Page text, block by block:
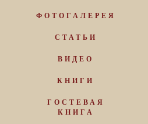
ФОТОГАЛЕРЕЯ
СТАТЬИ
ВИДЕО
КНИГИ
ГОСТЕВАЯ
КНИГА